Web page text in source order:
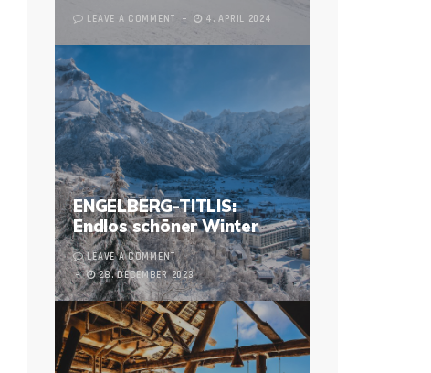
LEAVE A COMMENT 4. APRIL 2024
ENGELBERG-TITLIS:
Endlos schöner Winter
LEAVE A COMMENT
28. DECEMBER 2023